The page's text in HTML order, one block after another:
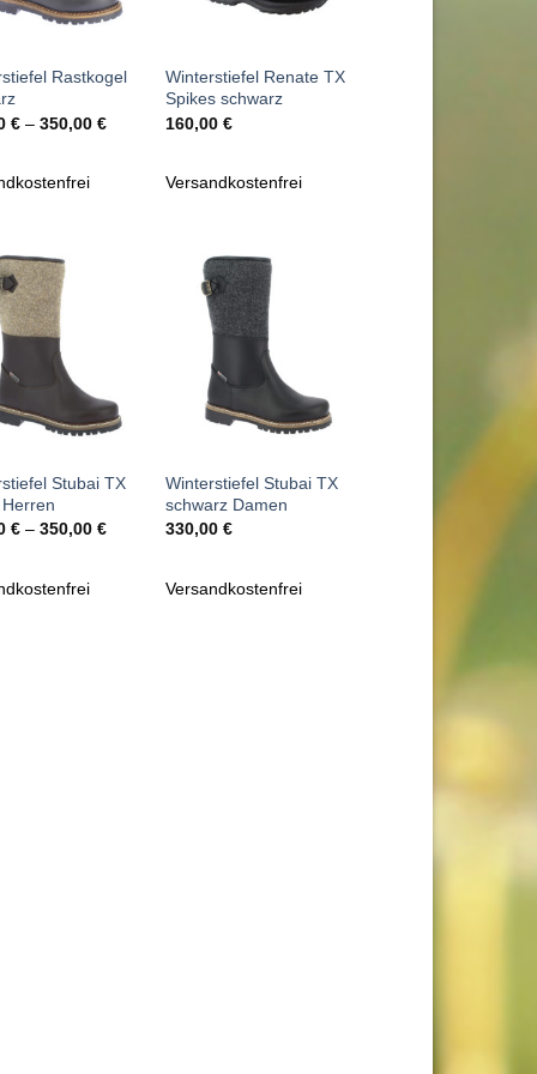
Rastkogel
€– 350,00 €
Winterstiefel Renate TX
Spikes schwarz
160,00€
Versandkostenfrei
Wunschliste
hinzufügen
Stubai TX
€– 350,00 €
Wunschliste
hinzufügen
Winterstiefel Stubai TX
schwarz Damen
330,00€
Versandkostenfrei